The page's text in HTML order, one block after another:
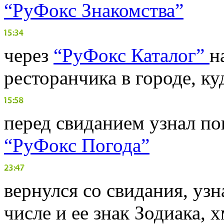
“РуФокс Знакомства”
через “РуФокс Каталог”
ресторанчика в городе,
перед свиданием узнал
“РуФокс Погода”
вернулся со свидания,
числе и ее знак Зодиака,